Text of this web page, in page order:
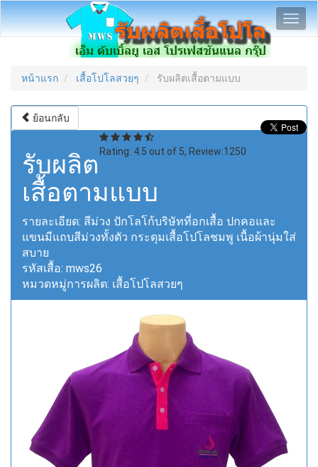
หน้าแรก เสื้อโปโลสวยๆ รับผลิตเสื้อตามแบบ
ย้อนกลับ
Rating: 4.5 out of 5, Review:1250
รับผลิต
เสื้อตามแบบ
รายละเอียด: สีม่วง ปักโลโก้บริษัทที่อกเสื้อ ปกคอและ
แขนมีแถบสีม่วงทั้งตัว กระดุมเสื้อโปโลชมพู เนื้อผ้านุ่มใส่
สบาย
รหัสเสื้อ: mws26
หมวดหมู่การผลิต: เสื้อโปโลสวยๆ